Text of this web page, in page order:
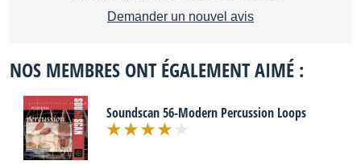
Demander un nouvel avis
NOS MEMBRES ONT ÉGALEMENT AIMÉ :
Soundscan 56-Modern Percussion Loops